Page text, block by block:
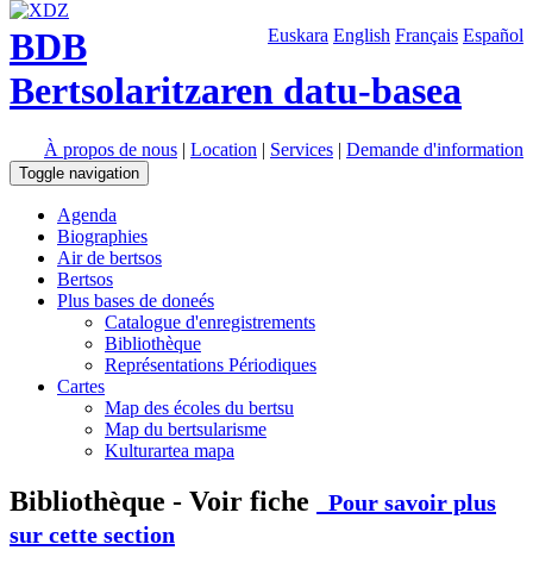
Euskara English Français Español
BDB
Bertsolaritzaren datu-basea
À propos de nous | Location | Services | Demande d'information
Toggle navigation
Agenda
Biographies
Air de bertsos
Bertsos
Plus bases de doneés
Catalogue d'enregistrements
Bibliothèque
Représentations Périodiques
Cartes
Map des écoles du bertsu
Map du bertsularisme
Kulturartea mapa
Bibliothèque - Voir fiche
Pour savoir plus
sur cette section